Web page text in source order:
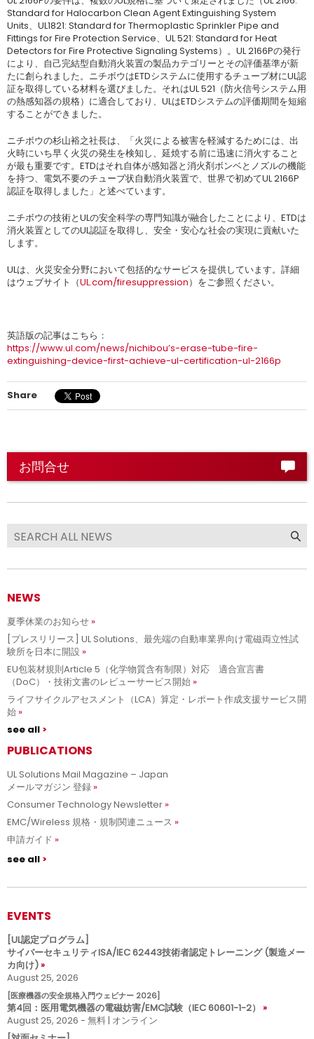
Standard for Halocarbon Clean Agent Extinguishing System
Units、UL1821: Standard for Thermoplastic Sprinkler Pipe and
Fittings for Fire Protection Service、UL 521: Standard for Heat
Detectors for Fire Protective Signaling Systems）。UL 2166Pの発行
により、自己完結型自動消火装置の製品カテゴリーとその評価基準が新
たに創られました。ニチボウはETDシステムに使用するチューブ材にUL認
証を取得している材料を選びました。それはUL 521（防火信号システム用
の熱感知器の規格）に適合しており、ULはETDシステムの評価期間を短縮
することができました。
ニチボウの杉山裕之社長は、「火災による被害を軽減するためには、出
火時にいち早く火災の発生を検知し、延焼する前に迅速に消火すること
が最も重要です。ETDはそれ自体が感知器と消火剤ボンベとノズルの機能
を持つ、電気不要のチューブ状自動消火装置で、世界で初めてUL 2166P
認証を取得しました」と述べています。
ニチボウの技術とULの安全科学の専門知識が融合したことにより、ETDは
消火装置としてのUL認証を取得し、安全・安心な社会の実現に貢献いた
します。
ULは、火災安全分野において包括的なサービスを提供しています。詳細
はウェブサイト（UL.com/firesuppression）をご参照ください。
英語版の記事はこちら：
https://www.ul.com/news/nichibou’s-erase-tube-fire-
extinguishing-device-first-achieve-ul-certification-ul-2166p
Share
お問合せ
NEWS
夏季休業のお知らせ
[プレスリリース] UL Solutions、最先端の自動車業界向け電磁両立性試
験所を日本に開設
EU包装材規則Article 5（化学物質含有制限）対応 適合宣言書
（DoC）・技術文書のレビューサービス開始
ライフサイクルアセスメント（LCA）算定・レポート作成支援サービス開
始
see all
PUBLICATIONS
UL Solutions Mail Magazine – Japan
メールマガジン 登録
Consumer Technology Newsletter
EMC/Wireless 規格・規制関連ニュース
申請ガイド
see all
EVENTS
[UL認定プログラム]
サイバーセキュリティISA/IEC 62443技術者認定トレーニング (製造メー
カ向け)
August 25, 2026
[医療機器の安全規格入門ウェビナー 2026]
第4回：医用電気機器の電磁妨害/EMC試験（IEC 60601-1-2）
August 25, 2026 - 無料 | オンライン